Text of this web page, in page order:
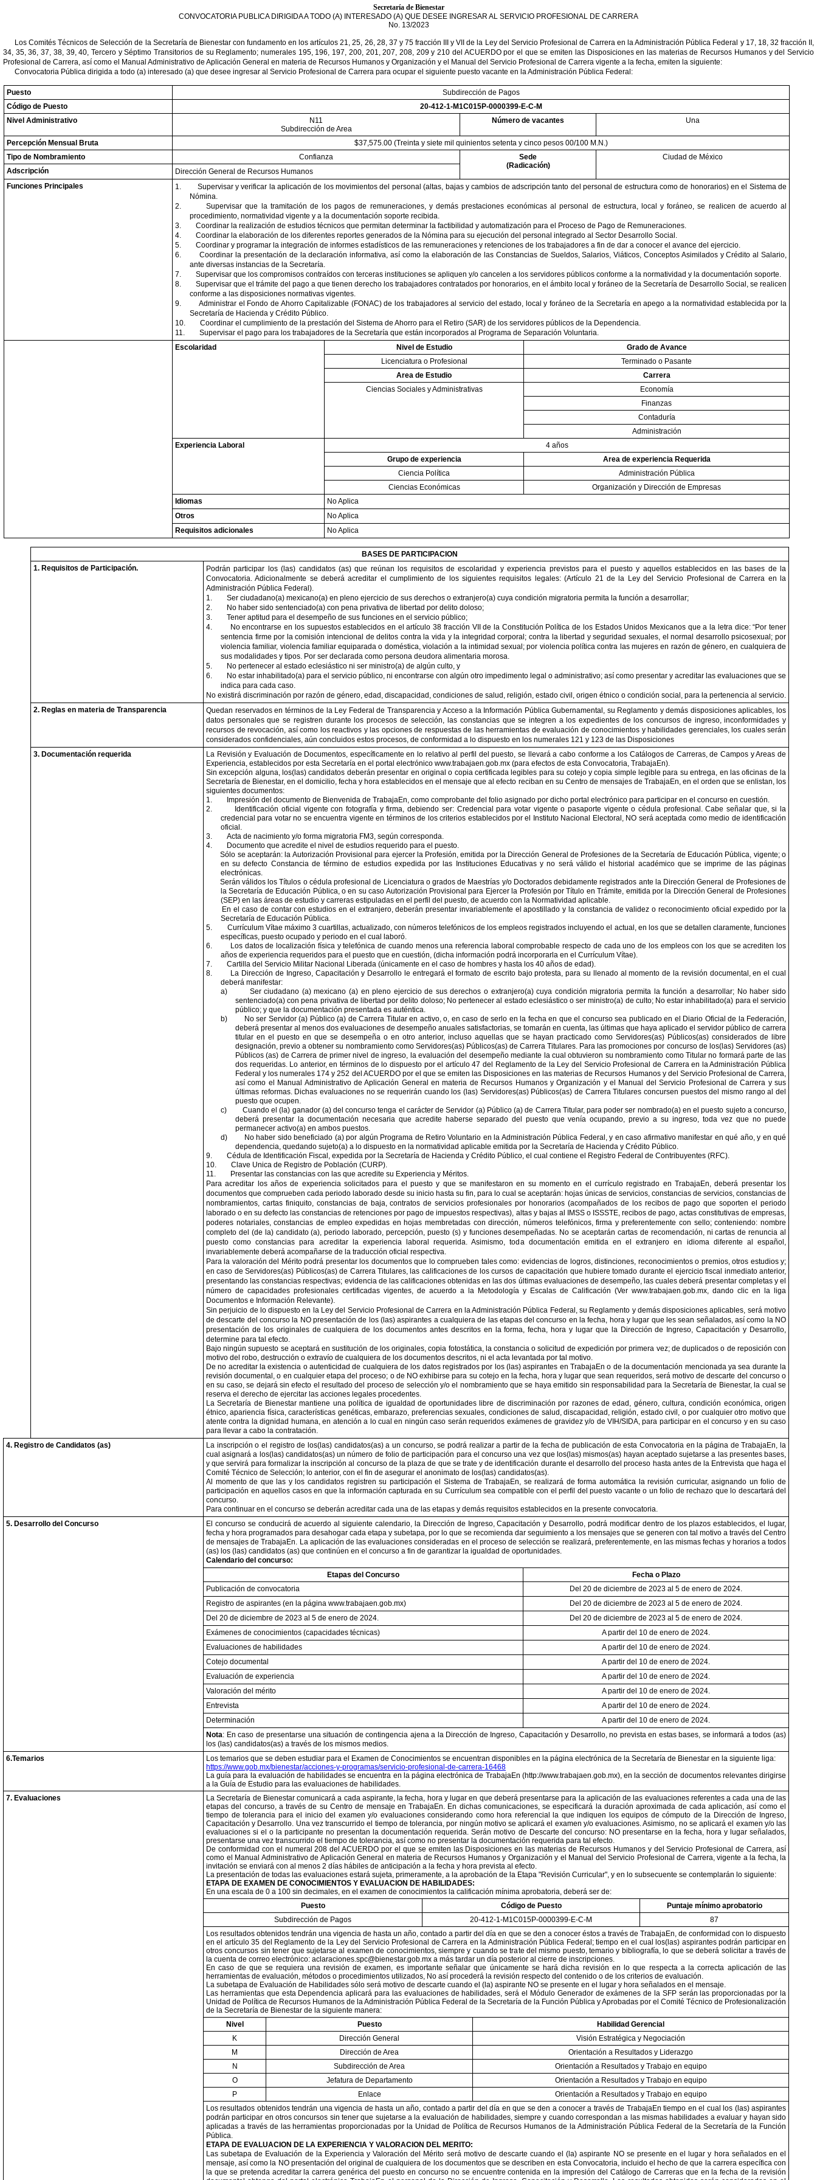
Secretaría de Bienestar
CONVOCATORIA PUBLICA DIRIGIDA A TODO (A) INTERESADO (A) QUE DESEE INGRESAR AL SERVICIO PROFESIONAL DE CARRERA
No. 13/2023
Los Comités Técnicos de Selección de la Secretaría de Bienestar con fundamento en los artículos 21, 25, 26, 28, 37 y 75 fracción III y VII de la Ley del Servicio Profesional de Carrera en la Administración Pública Federal y 17, 18, 32 fracción II,
34, 35, 36, 37, 38, 39, 40, Tercero y Séptimo Transitorios de su Reglamento; numerales 195, 196, 197, 200, 201, 207, 208, 209 y 210 del ACUERDO por el que se emiten las Disposiciones en las materias de Recursos Humanos y del Servicio
Profesional de Carrera, así como el Manual Administrativo de Aplicación General en materia de Recursos Humanos y Organización y el Manual del Servicio Profesional de Carrera vigente a la fecha, emiten la siguiente:
Convocatoria Pública dirigida a todo (a) interesado (a) que desee ingresar al Servicio Profesional de Carrera para ocupar el siguiente puesto vacante en la Administración Pública Federal:
Puesto
Subdirección de Pagos
Código de Puesto
20-412-1-M1C015P-0000399-E-C-M
Nivel Administrativo
N11
Subdirección de Area
Número de vacantes Una
Percepción Mensual Bruta
$37,575.00 (Treinta y siete mil quinientos setenta y cinco pesos 00/100 M.N.)
Tipo de Nombramiento
Confianza
Sede
(Radicación)
Ciudad de México
Adscripción
Dirección General de Recursos Humanos
Funciones Principales
1.
Supervisar y verificar la aplicación de los movimientos del personal (altas, bajas y cambios de adscripción tanto del personal de estructura como de honorarios) en el Sistema de
Nómina.
2.
Supervisar que la tramitación de los pagos de remuneraciones, y demás prestaciones económicas al personal de estructura, local y foráneo, se realicen de acuerdo al
procedimiento, normatividad vigente y a la documentación soporte recibida.
3.
Coordinar la realización de estudios técnicos que permitan determinar la factibilidad y automatización para el Proceso de Pago de Remuneraciones.
4.
Coordinar la elaboración de los diferentes reportes generados de la Nómina para su ejecución del personal integrado al Sector Desarrollo Social.
5.
Coordinar y programar la integración de informes estadísticos de las remuneraciones y retenciones de los trabajadores a fin de dar a conocer el avance del ejercicio.
6.
Coordinar la presentación de la declaración informativa, así como la elaboración de las Constancias de Sueldos, Salarios, Viáticos, Conceptos Asimilados y Crédito al Salario,
ante diversas instancias de la Secretaría.
7.
Supervisar que los compromisos contraídos con terceras instituciones se apliquen y/o cancelen a los servidores públicos conforme a la normatividad y la documentación soporte.
8.
Supervisar que el trámite del pago a que tienen derecho los trabajadores contratados por honorarios, en el ámbito local y foráneo de la Secretaría de Desarrollo Social, se realicen
conforme a las disposiciones normativas vigentes.
9.
Administrar el Fondo de Ahorro Capitalizable (FONAC) de los trabajadores al servicio del estado, local y foráneo de la Secretaría en apego a la normatividad establecida por la
Secretaría de Hacienda y Crédito Público.
10.
Coordinar el cumplimiento de la prestación del Sistema de Ahorro para el Retiro (SAR) de los servidores públicos de la Dependencia.
11.
Supervisar el pago para los trabajadores de la Secretaría que están incorporados al Programa de Separación Voluntaria.
Escolaridad
Nivel de Estudio
Grado de Avance
Licenciatura o Profesional
Terminado o Pasante
Area de Estudio
Carrera
Ciencias Sociales y Administrativas
Economía
Finanzas
Contaduría
Administración
Experiencia Laboral
4 años
Grupo de experiencia
Area de experiencia Requerida
Ciencia Política
Administración Pública
Ciencias Económicas
Organización y Dirección de Empresas
Idiomas
No Aplica
Otros
No Aplica
Requisitos adicionales
No Aplica
BASES DE PARTICIPACION
1. Requisitos de Participación.
Podrán participar los (las) candidatos (as) que reúnan los requisitos de escolaridad y experiencia previstos para el puesto y aquellos establecidos en las bases de la
Convocatoria. Adicionalmente se deberá acreditar el cumplimiento de los siguientes requisitos legales: (Artículo 21 de la Ley del Servicio Profesional de Carrera en la
Administración Pública Federal).
1.
Ser ciudadano(a) mexicano(a) en pleno ejercicio de sus derechos o extranjero(a) cuya condición migratoria permita la función a desarrollar;
2.
No haber sido sentenciado(a) con pena privativa de libertad por delito doloso;
3.
Tener aptitud para el desempeño de sus funciones en el servicio público;
4.
No encontrarse en los supuestos establecidos en el artículo 38 fracción VII de la Constitución Política de los Estados Unidos Mexicanos que a la letra dice: “Por tener
sentencia firme por la comisión intencional de delitos contra la vida y la integridad corporal; contra la libertad y seguridad sexuales, el normal desarrollo psicosexual; por
violencia familiar, violencia familiar equiparada o doméstica, violación a la intimidad sexual; por violencia política contra las mujeres en razón de género, en cualquiera de
sus modalidades y tipos. Por ser declarada como persona deudora alimentaria morosa.
5.
No pertenecer al estado eclesiástico ni ser ministro(a) de algún culto, y
6.
No estar inhabilitado(a) para el servicio público, ni encontrarse con algún otro impedimento legal o administrativo; así como presentar y acreditar las evaluaciones que se
indica para cada caso.
No existirá discriminación por razón de género, edad, discapacidad, condiciones de salud, religión, estado civil, origen étnico o condición social, para la pertenencia al servicio.
2. Reglas en materia de Transparencia
Quedan reservados en términos de la Ley Federal de Transparencia y Acceso a la Información Pública Gubernamental, su Reglamento y demás disposiciones aplicables, los
datos personales que se registren durante los procesos de selección, las constancias que se integren a los expedientes de los concursos de ingreso, inconformidades y
recursos de revocación, así como los reactivos y las opciones de respuestas de las herramientas de evaluación de conocimientos y habilidades gerenciales, los cuales serán
considerados confidenciales, aún concluidos estos procesos, de conformidad a lo dispuesto en los numerales 121 y 123 de las Disposiciones
3. Documentación requerida
La Revisión y Evaluación de Documentos, específicamente en lo relativo al perfil del puesto, se llevará a cabo conforme a los Catálogos de Carreras, de Campos y Areas de
Experiencia, establecidos por esta Secretaría en el portal electrónico www.trabajaen.gob.mx (para efectos de esta Convocatoria, TrabajaEn).
Sin excepción alguna, los(las) candidatos deberán presentar en original o copia certificada legibles para su cotejo y copia simple legible para su entrega, en las oficinas de la
Secretaría de Bienestar, en el domicilio, fecha y hora establecidos en el mensaje que al efecto reciban en su Centro de mensajes de TrabajaEn, en el orden que se enlistan, los
siguientes documentos:
1.
Impresión del documento de Bienvenida de TrabajaEn, como comprobante del folio asignado por dicho portal electrónico para participar en el concurso en cuestión.
2.
Identificación oficial vigente con fotografía y firma, debiendo ser: Credencial para votar vigente o pasaporte vigente o cédula profesional. Cabe señalar que, si la
credencial para votar no se encuentra vigente en términos de los criterios establecidos por el Instituto Nacional Electoral, NO será aceptada como medio de identificación
oficial.
3.
Acta de nacimiento y/o forma migratoria FM3, según corresponda.
4.
Documento que acredite el nivel de estudios requerido para el puesto.
Sólo se aceptarán: la Autorización Provisional para ejercer la Profesión, emitida por la Dirección General de Profesiones de la Secretaría de Educación Pública, vigente; o
en su defecto Constancia de término de estudios expedida por las Instituciones Educativas y no será válido el historial académico que se imprime de las páginas
electrónicas.
Serán válidos los Títulos o cédula profesional de Licenciatura o grados de Maestrías y/o Doctorados debidamente registrados ante la Dirección General de Profesiones de
la Secretaría de Educación Pública, o en su caso Autorización Provisional para Ejercer la Profesión por Título en Trámite, emitida por la Dirección General de Profesiones
(SEP) en las áreas de estudio y carreras estipuladas en el perfil del puesto, de acuerdo con la Normatividad aplicable.
En el caso de contar con estudios en el extranjero, deberán presentar invariablemente el apostillado y la constancia de validez o reconocimiento oficial expedido por la
Secretaría de Educación Pública.
5.
Currículum Vítae máximo 3 cuartillas, actualizado, con números telefónicos de los empleos registrados incluyendo el actual, en los que se detallen claramente, funciones
específicas, puesto ocupado y periodo en el cual laboró.
6.
Los datos de localización física y telefónica de cuando menos una referencia laboral comprobable respecto de cada uno de los empleos con los que se acrediten los
años de experiencia requeridos para el puesto que en cuestión, (dicha información podrá incorporarla en el Currículum Vítae).
7.
Cartilla del Servicio Militar Nacional Liberada (únicamente en el caso de hombres y hasta los 40 años de edad).
8.
La Dirección de Ingreso, Capacitación y Desarrollo le entregará el formato de escrito bajo protesta, para su llenado al momento de la revisión documental, en el cual
deberá manifestar:
a)
Ser ciudadano (a) mexicano (a) en pleno ejercicio de sus derechos o extranjero(a) cuya condición migratoria permita la función a desarrollar; No haber sido
sentenciado(a) con pena privativa de libertad por delito doloso; No pertenecer al estado eclesiástico o ser ministro(a) de culto; No estar inhabilitado(a) para el servicio
público; y que la documentación presentada es auténtica.
b)
No ser Servidor (a) Público (a) de Carrera Titular en activo, o, en caso de serlo en la fecha en que el concurso sea publicado en el Diario Oficial de la Federación,
deberá presentar al menos dos evaluaciones de desempeño anuales satisfactorias, se tomarán en cuenta, las últimas que haya aplicado el servidor público de carrera
titular en el puesto en que se desempeña o en otro anterior, incluso aquellas que se hayan practicado como Servidores(as) Públicos(as) considerados de libre
designación, previo a obtener su nombramiento como Servidores(as) Públicos(as) de Carrera Titulares. Para las promociones por concurso de los(las) Servidores (as)
Públicos (as) de Carrera de primer nivel de ingreso, la evaluación del desempeño mediante la cual obtuvieron su nombramiento como Titular no formará parte de las
dos requeridas. Lo anterior, en términos de lo dispuesto por el artículo 47 del Reglamento de la Ley del Servicio Profesional de Carrera en la Administración Pública
Federal y los numerales 174 y 252 del ACUERDO por el que se emiten las Disposiciones en las materias de Recursos Humanos y del Servicio Profesional de Carrera,
así como el Manual Administrativo de Aplicación General en materia de Recursos Humanos y Organización y el Manual del Servicio Profesional de Carrera y sus
últimas reformas. Dichas evaluaciones no se requerirán cuando los (las) Servidores(as) Públicos(as) de Carrera Titulares concursen puestos del mismo rango al del
puesto que ocupen.
c)
Cuando el (la) ganador (a) del concurso tenga el carácter de Servidor (a) Público (a) de Carrera Titular, para poder ser nombrado(a) en el puesto sujeto a concurso,
deberá presentar la documentación necesaria que acredite haberse separado del puesto que venía ocupando, previo a su ingreso, toda vez que no puede
permanecer activo(a) en ambos puestos.
d)
No haber sido beneficiado (a) por algún Programa de Retiro Voluntario en la Administración Pública Federal, y en caso afirmativo manifestar en qué año, y en qué
dependencia, quedando sujeto(a) a lo dispuesto en la normatividad aplicable emitida por la Secretaría de Hacienda y Crédito Público.
9.
Cédula de Identificación Fiscal, expedida por la Secretaría de Hacienda y Crédito Público, el cual contiene el Registro Federal de Contribuyentes (RFC).
10.
Clave Unica de Registro de Población (CURP).
11.
Presentar las constancias con las que acredite su Experiencia y Méritos.
Para acreditar los años de experiencia solicitados para el puesto y que se manifestaron en su momento en el currículo registrado en TrabajaEn, deberá presentar los
documentos que comprueben cada periodo laborado desde su inicio hasta su fin, para lo cual se aceptarán: hojas únicas de servicios, constancias de servicios, constancias de
nombramientos, cartas finiquito, constancias de baja, contratos de servicios profesionales por honorarios (acompañados de los recibos de pago que soporten el periodo
laborado o en su defecto las constancias de retenciones por pago de impuestos respectivas), altas y bajas al IMSS o ISSSTE, recibos de pago, actas constitutivas de empresas,
poderes notariales, constancias de empleo expedidas en hojas membretadas con dirección, números telefónicos, firma y preferentemente con sello; conteniendo: nombre
completo del (de la) candidato (a), periodo laborado, percepción, puesto (s) y funciones desempeñadas. No se aceptarán cartas de recomendación, ni cartas de renuncia al
puesto como constancias para acreditar la experiencia laboral requerida. Asimismo, toda documentación emitida en el extranjero en idioma diferente al español,
invariablemente deberá acompañarse de la traducción oficial respectiva.
Para la valoración del Mérito podrá presentar los documentos que lo comprueben tales como: evidencias de logros, distinciones, reconocimientos o premios, otros estudios y;
en caso de Servidores(as) Públicos(as) de Carrera Titulares, las calificaciones de los cursos de capacitación que hubiere tomado durante el ejercicio fiscal inmediato anterior,
presentando las constancias respectivas; evidencia de las calificaciones obtenidas en las dos últimas evaluaciones de desempeño, las cuales deberá presentar completas y el
número de capacidades profesionales certificadas vigentes, de acuerdo a la Metodología y Escalas de Calificación (Ver www.trabajaen.gob.mx, dando clic en la liga
Documentos e Información Relevante).
Sin perjuicio de lo dispuesto en la Ley del Servicio Profesional de Carrera en la Administración Pública Federal, su Reglamento y demás disposiciones aplicables, será motivo
de descarte del concurso la NO presentación de los (las) aspirantes a cualquiera de las etapas del concurso en la fecha, hora y lugar que les sean señalados, así como la NO
presentación de los originales de cualquiera de los documentos antes descritos en la forma, fecha, hora y lugar que la Dirección de Ingreso, Capacitación y Desarrollo,
determine para tal efecto.
Bajo ningún supuesto se aceptará en sustitución de los originales, copia fotostática, la constancia o solicitud de expedición por primera vez; de duplicados o de reposición con
motivo del robo, destrucción o extravío de cualquiera de los documentos descritos, ni el acta levantada por tal motivo.
De no acreditar la existencia o autenticidad de cualquiera de los datos registrados por los (las) aspirantes en TrabajaEn o de la documentación mencionada ya sea durante la
revisión documental, o en cualquier etapa del proceso; o de NO exhibirse para su cotejo en la fecha, hora y lugar que sean requeridos, será motivo de descarte del concurso o
en su caso, se dejará sin efecto el resultado del proceso de selección y/o el nombramiento que se haya emitido sin responsabilidad para la Secretaría de Bienestar, la cual se
reserva el derecho de ejercitar las acciones legales procedentes.
La Secretaría de Bienestar mantiene una política de igualdad de oportunidades libre de discriminación por razones de edad, género, cultura, condición económica, origen
étnico, apariencia física, características genéticas, embarazo, preferencias sexuales, condiciones de salud, discapacidad, religión, estado civil, o por cualquier otro motivo que
atente contra la dignidad humana, en atención a lo cual en ningún caso serán requeridos exámenes de gravidez y/o de VIH/SIDA, para participar en el concurso y en su caso
para llevar a cabo la contratación.
4. Registro de Candidatos (as)
La inscripción o el registro de los(las) candidatos(as) a un concurso, se podrá realizar a partir de la fecha de publicación de esta Convocatoria en la página de TrabajaEn, la
cual asignará a los(las) candidatos(as) un número de folio de participación para el concurso una vez que los(las) mismos(as) hayan aceptado sujetarse a las presentes bases,
y que servirá para formalizar la inscripción al concurso de la plaza de que se trate y de identificación durante el desarrollo del proceso hasta antes de la Entrevista que haga el
Comité Técnico de Selección; lo anterior, con el fin de asegurar el anonimato de los(las) candidatos(as).
Al momento de que las y los candidatos registren su participación el Sistema de TrabajaEn, se realizará de forma automática la revisión curricular, asignando un folio de
participación en aquellos casos en que la información capturada en su Currículum sea compatible con el perfil del puesto vacante o un folio de rechazo que lo descartará del
concurso.
Para continuar en el concurso se deberán acreditar cada una de las etapas y demás requisitos establecidos en la presente convocatoria.
5. Desarrollo del Concurso
El concurso se conducirá de acuerdo al siguiente calendario, la Dirección de Ingreso, Capacitación y Desarrollo, podrá modificar dentro de los plazos establecidos, el lugar,
fecha y hora programados para desahogar cada etapa y subetapa, por lo que se recomienda dar seguimiento a los mensajes que se generen con tal motivo a través del Centro
de mensajes de TrabajaEn. La aplicación de las evaluaciones consideradas en el proceso de selección se realizará, preferentemente, en las mismas fechas y horarios a todos
(as) los (las) candidatos (as) que continúen en el concurso a fin de garantizar la igualdad de oportunidades.
Calendario del concurso:
Etapas del Concurso
Fecha o Plazo
Publicación de convocatoria
Del 20 de diciembre de 2023 al 5 de enero de 2024.
Registro de aspirantes (en la página www.trabajaen.gob.mx)
Del 20 de diciembre de 2023 al 5 de enero de 2024.
Del 20 de diciembre de 2023 al 5 de enero de 2024.
Del 20 de diciembre de 2023 al 5 de enero de 2024.
Exámenes de conocimientos (capacidades técnicas)
A partir del 10 de enero de 2024.
Evaluaciones de habilidades
A partir del 10 de enero de 2024.
Cotejo documental
A partir del 10 de enero de 2024.
Evaluación de experiencia
A partir del 10 de enero de 2024.
Valoración del mérito
A partir del 10 de enero de 2024.
Entrevista
A partir del 10 de enero de 2024.
Determinación
A partir del 10 de enero de 2024.
Nota: En caso de presentarse una situación de contingencia ajena a la Dirección de Ingreso, Capacitación y Desarrollo, no prevista en estas bases, se informará a todos (as)
los (las) candidatos(as) a través de los mismos medios.
6.Temarios
Los temarios que se deben estudiar para el Examen de Conocimientos se encuentran disponibles en la página electrónica de la Secretaría de Bienestar en la siguiente liga:
https://www.gob.mx/bienestar/acciones-y-programas/servicio-profesional-de-carrera-16468
La guía para la evaluación de habilidades se encuentra en la página electrónica de TrabajaEn (http://www.trabajaen.gob.mx), en la sección de documentos relevantes dirigirse
a la Guía de Estudio para las evaluaciones de habilidades.
7. Evaluaciones
La Secretaría de Bienestar comunicará a cada aspirante, la fecha, hora y lugar en que deberá presentarse para la aplicación de las evaluaciones referentes a cada una de las
etapas del concurso, a través de su Centro de mensaje en TrabajaEn. En dichas comunicaciones, se especificará la duración aproximada de cada aplicación, así como el
tiempo de tolerancia para el inicio del examen y/o evaluaciones considerando como hora referencial la que indiquen los equipos de cómputo de la Dirección de Ingreso,
Capacitación y Desarrollo. Una vez transcurrido el tiempo de tolerancia, por ningún motivo se aplicará el examen y/o evaluaciones. Asimismo, no se aplicará el examen y/o las
evaluaciones si el o la participante no presentan la documentación requerida. Serán motivo de Descarte del concurso: NO presentarse en la fecha, hora y lugar señalados,
presentarse una vez transcurrido el tiempo de tolerancia, así como no presentar la documentación requerida para tal efecto.
De conformidad con el numeral 208 del ACUERDO por el que se emiten las Disposiciones en las materias de Recursos Humanos y del Servicio Profesional de Carrera, así
como el Manual Administrativo de Aplicación General en materia de Recursos Humanos y Organización y el Manual del Servicio Profesional de Carrera, vigente a la fecha, la
invitación se enviará con al menos 2 días hábiles de anticipación a la fecha y hora prevista al efecto.
La presentación de todas las evaluaciones estará sujeta, primeramente, a la aprobación de la Etapa "Revisión Curricular", y en lo subsecuente se contemplarán lo siguiente:
ETAPA DE EXAMEN DE CONOCIMIENTOS Y EVALUACION DE HABILIDADES:
En una escala de 0 a 100 sin decimales, en el examen de conocimientos la calificación mínima aprobatoria, deberá ser de:
Puesto
Código de Puesto
Puntaje mínimo aprobatorio
Subdirección de Pagos
20-412-1-M1C015P-0000399-E-C-M
87
Los resultados obtenidos tendrán una vigencia de hasta un año, contado a partir del día en que se den a conocer éstos a través de TrabajaEn, de conformidad con lo dispuesto
en el artículo 35 del Reglamento de la Ley del Servicio Profesional de Carrera en la Administración Pública Federal; tiempo en el cual los(las) aspirantes podrán participar en
otros concursos sin tener que sujetarse al examen de conocimientos, siempre y cuando se trate del mismo puesto, temario y bibliografía, lo que se deberá solicitar a través de
la cuenta de correo electrónico: aclaraciones.spc@bienestar.gob.mx a más tardar un día posterior al cierre de inscripciones.
En caso de que se requiera una revisión de examen, es importante señalar que únicamente se hará dicha revisión en lo que respecta a la correcta aplicación de las
herramientas de evaluación, métodos o procedimientos utilizados, No así procederá la revisión respecto del contenido o de los criterios de evaluación.
La subetapa de Evaluación de Habilidades sólo será motivo de descarte cuando el (la) aspirante NO se presente en el lugar y hora señalados en el mensaje.
Las herramientas que esta Dependencia aplicará para las evaluaciones de habilidades, será el Módulo Generador de exámenes de la SFP serán las proporcionadas por la
Unidad de Política de Recursos Humanos de la Administración Pública Federal de la Secretaría de la Función Pública y Aprobadas por el Comité Técnico de Profesionalización
de la Secretaría de Bienestar de la siguiente manera:
Nivel
Puesto
Habilidad Gerencial
K
Dirección General
Visión Estratégica y Negociación
M
Dirección de Area
Orientación a Resultados y Liderazgo
N
Subdirección de Area
Orientación a Resultados y Trabajo en equipo
O
Jefatura de Departamento
Orientación a Resultados y Trabajo en equipo
P
Enlace
Orientación a Resultados y Trabajo en equipo
Los resultados obtenidos tendrán una vigencia de hasta un año, contado a partir del día en que se den a conocer a través de TrabajaEn tiempo en el cual los (las) aspirantes
podrán participar en otros concursos sin tener que sujetarse a la evaluación de habilidades, siempre y cuando correspondan a las mismas habilidades a evaluar y hayan sido
aplicadas a través de las herramientas proporcionadas por la Unidad de Política de Recursos Humanos de la Administración Pública Federal de la Secretaría de la Función
Pública.
ETAPA DE EVALUACION DE LA EXPERIENCIA Y VALORACION DEL MERITO:
Las subetapa de Evaluación de la Experiencia y Valoración del Mérito será motivo de descarte cuando el (la) aspirante NO se presente en el lugar y hora señalados en el
mensaje, así como la NO presentación del original de cualquiera de los documentos que se describen en esta Convocatoria, incluido el hecho de que la carrera específica con
la que se pretenda acreditar la carrera genérica del puesto en concurso no se encuentre contenida en la impresión del Catálogo de Carreras que en la fecha de la revisión